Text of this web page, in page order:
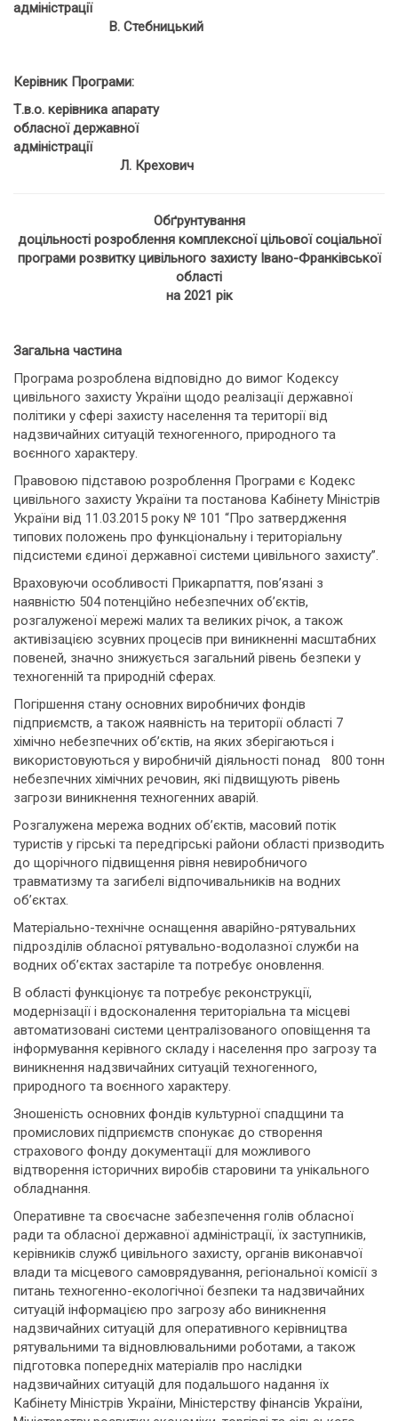
адміністрації
В. Стебницький
Керівник Програми:
Т.в.о. керівника апарату
обласної державної
адміністрації
Л. Крехович
Обґрунтування
доцільності розроблення комплексної цільової соціальної
програми розвитку цивільного захисту Івано-Франківської
області
на 2021 рік
Загальна частина
Програма розроблена відповідно до вимог Кодексу
цивільного захисту України щодо реалізації державної
політики у сфері захисту населення та території від
надзвичайних ситуацій техногенного, природного та
воєнного характеру.
Правовою підставою розроблення Програми є Кодекс
цивільного захисту України та постанова Кабінету Міністрів
України від 11.03.2015 року № 101 “Про затвердження
типових положень про функціональну і територіальну
підсистеми єдиної державної системи цивільного захисту”.
Враховуючи особливості Прикарпаття, пов’язані з
наявністю 504 потенційно небезпечних об’єктів,
розгалуженої мережі малих та великих річок, а також
активізацією зсувних процесів при виникненні масштабних
повеней, значно знижується загальний рівень безпеки у
техногенній та природній сферах.
Погіршення стану основних виробничих фондів
підприємств, а також наявність на території області 7
хімічно небезпечних об’єктів, на яких зберігаються і
використовуються у виробничій діяльності понад 800 тонн
небезпечних хімічних речовин, які підвищують рівень
загрози виникнення техногенних аварій.
Розгалужена мережа водних об’єктів, масовий потік
туристів у гірські та передгірські райони області призводить
до щорічного підвищення рівня невиробничого
травматизму та загибелі відпочивальників на водних
об’єктах.
Матеріально-технічне оснащення аварійно-рятувальних
підрозділів обласної рятувально-водолазної служби на
водних об’єктах застаріле та потребує оновлення.
В області функціонує та потребує реконструкції,
модернізації і вдосконалення територіальна та місцеві
автоматизовані системи централізованого оповіщення та
інформування керівного складу і населення про загрозу та
виникнення надзвичайних ситуацій техногенного,
природного та воєнного характеру.
Зношеність основних фондів культурної спадщини та
промислових підприємств спонукає до створення
страхового фонду документації для можливого
відтворення історичних виробів старовини та унікального
обладнання.
Оперативне та своєчасне забезпечення голів обласної
ради та обласної державної адміністрації, їх заступників,
керівників служб цивільного захисту, органів виконавчої
влади та місцевого самоврядування, регіональної комісії з
питань техногенно-екологічної безпеки та надзвичайних
ситуацій інформацією про загрозу або виникнення
надзвичайних ситуацій для оперативного керівництва
рятувальними та відновлювальними роботами, а також
підготовка попередніх матеріалів про наслідки
надзвичайних ситуацій для подальшого надання їх
Кабінету Міністрів України, Міністерству фінансів України,